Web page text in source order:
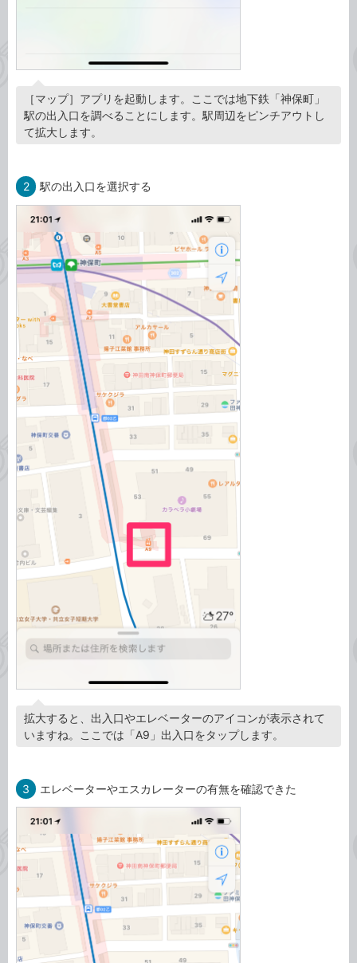
［マップ］アプリを起動します。ここでは地下鉄「神保町」
駅の出入口を調べることにします。駅周辺をピンチアウトし
て拡大します。
2 駅の出入口を選択する
拡大すると、出入口やエレベーターのアイコンが表示されて
いますね。ここでは「A9」出入口をタップします。
3 エレベーターやエスカレーターの有無を確認できた